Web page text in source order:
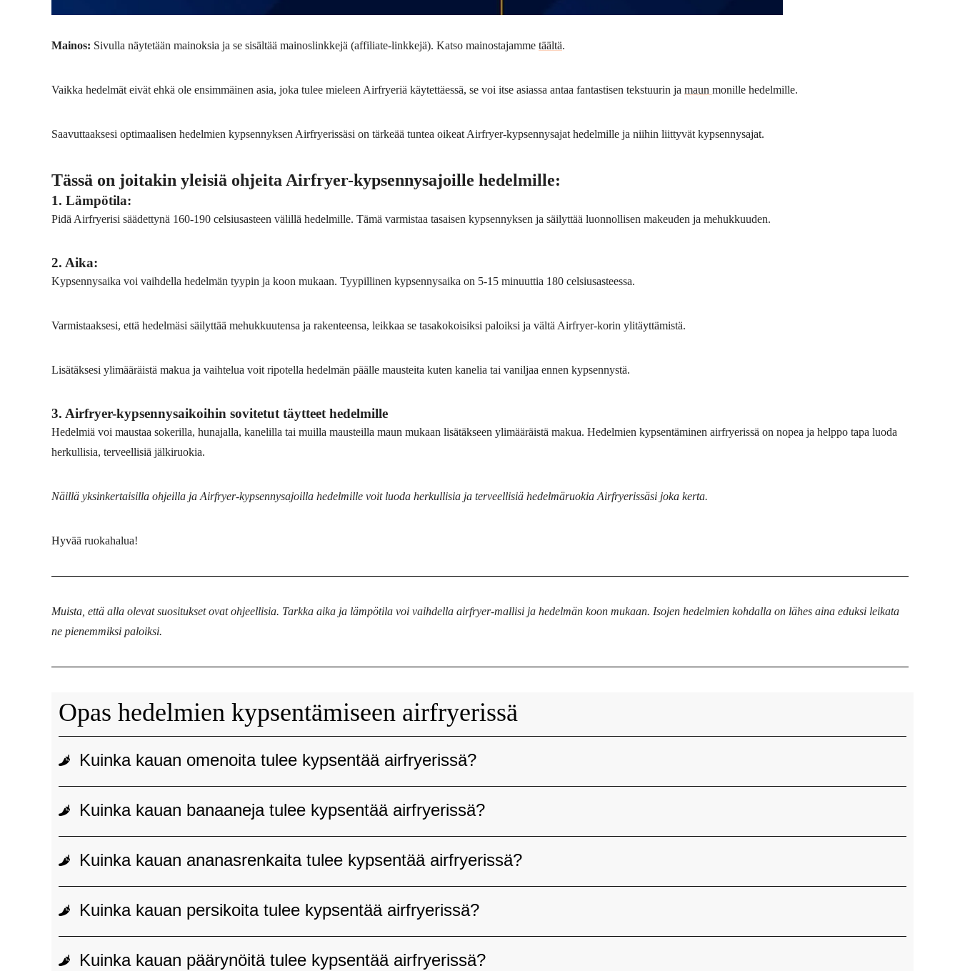
Mainos: Sivulla näytetään mainoksia ja se sisältää mainoslinkkejä (affiliate-linkkejä). Katso mainostajamme täältä.
Vaikka hedelmät eivät ehkä ole ensimmäinen asia, joka tulee mieleen Airfryeriä käytettäessä, se voi itse asiassa antaa fantastisen tekstuurin ja maun monille hedelmille.
Saavuttaaksesi optimaalisen hedelmien kypsennyksen Airfryerissäsi on tärkeää tuntea oikeat Airfryer-kypsennysajat hedelmille ja niihin liittyvät kypsennysajat.
Tässä on joitakin yleisiä ohjeita Airfryer-kypsennysajoille hedelmille:
1. Lämpötila:
Pidä Airfryerisi säädettynä 160-190 celsiusasteen välillä hedelmille. Tämä varmistaa tasaisen kypsennyksen ja säilyttää luonnollisen makeuden ja mehukkuuden.
2. Aika:
Kypsennysaika voi vaihdella hedelmän tyypin ja koon mukaan. Tyypillinen kypsennysaika on 5-15 minuuttia 180 celsiusasteessa.
Varmistaaksesi, että hedelmäsi säilyttää mehukkuutensa ja rakenteensa, leikkaa se tasakokoisiksi paloiksi ja vältä Airfryer-korin ylitäyttämistä.
Lisätäksesi ylimääräistä makua ja vaihtelua voit ripotella hedelmän päälle mausteita kuten kanelia tai vaniljaa ennen kypsennystä.
3. Airfryer-kypsennysaikoihin sovitetut täytteet hedelmille
Hedelmiä voi maustaa sokerilla, hunajalla, kanelilla tai muilla mausteilla maun mukaan lisätäkseen ylimääräistä makua. Hedelmien kypsentäminen airfryerissä on nopea ja helppo tapa luoda
herkullisia, terveellisiä jälkiruokia.
Näillä yksinkertaisilla ohjeilla ja Airfryer-kypsennysajoilla hedelmille voit luoda herkullisia ja terveellisiä hedelmäruokia Airfryerissäsi joka kerta.
Hyvää ruokahalua!
Muista, että alla olevat suositukset ovat ohjeellisia. Tarkka aika ja lämpötila voi vaihdella airfryer-mallisi ja hedelmän koon mukaan. Isojen hedelmien kohdalla on lähes aina eduksi leikata
ne pienemmiksi paloiksi.
Opas hedelmien kypsentämiseen airfryerissä
Kuinka kauan omenoita tulee kypsentää airfryerissä?
Kuinka kauan banaaneja tulee kypsentää airfryerissä?
Kuinka kauan ananasrenkaita tulee kypsentää airfryerissä?
Kuinka kauan persikoita tulee kypsentää airfryerissä?
Kuinka kauan päärynöitä tulee kypsentää airfryerissä?